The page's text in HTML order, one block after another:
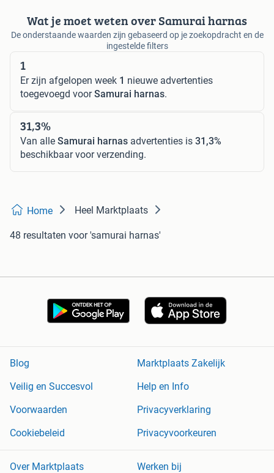
Wat je moet weten over Samurai harnas
De onderstaande waarden zijn gebaseerd op je zoekopdracht en de
ingestelde filters
1
Er zijn afgelopen week 1 nieuwe advertenties
toegevoegd voorSamurai harnas.
31,3%
Van alle Samurai harnas advertenties is 31,3%
beschikbaar voor verzending.
Home Heel Marktplaats
48 resultaten voor 'samurai harnas'
Blog
Marktplaats Zakelijk
Veilig en Succesvol
Help en Info
Voorwaarden
Privacyverklaring
Cookiebeleid
Privacyvoorkeuren
Over Marktplaats Werken bij